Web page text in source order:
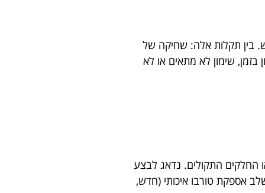
בין תקלות אלה: שחיקה של
שימון לא מתאים או לא
החלקים התקולים. נדאג לבצע
אספקת טורבו איכותי (חדש,